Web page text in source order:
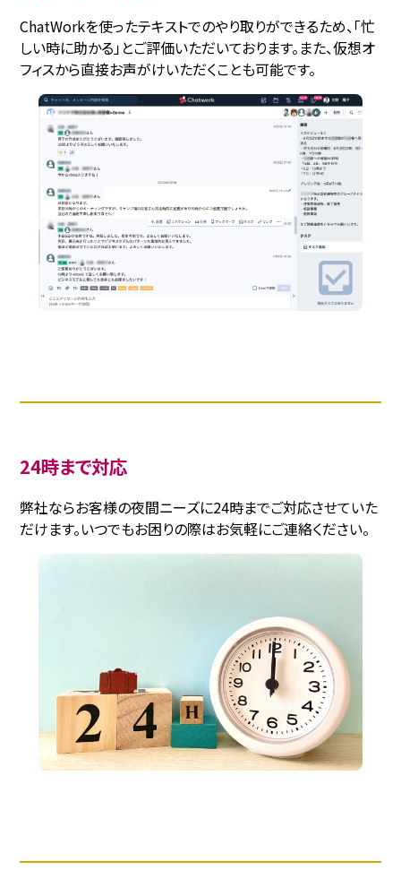
ChatWorkを使ったテキストでのやり取りができるため、「忙
しい時に助かる」とご評価いただいております。また、仮想オ
フィスから直接お声がけいただくことも可能です。
24時まで対応
弊社ならお客様の夜間ニーズに24時までご対応させていた
だけます。いつでもお困りの際はお気軽にご連絡ください。